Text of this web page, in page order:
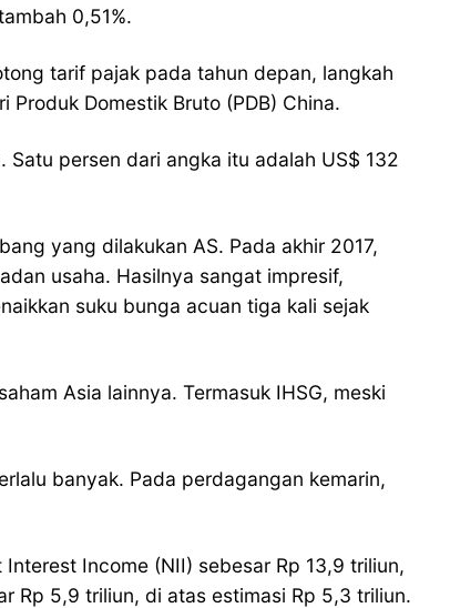
0,51%.
tarif pajak pada tahun depan, langkah
Domestik Bruto (PDB) China.
persen dari angka itu adalah US$ 132
yang dilakukan AS. Pada akhir 2017,
usaha. Hasilnya sangat impresif,
suku bunga acuan tiga kali sejak
Asia lainnya. Termasuk IHSG, meski
banyak. Pada perdagangan kemarin,
Income (NII) sebesar Rp 13,9 triliun,
Rp 5,9 triliun, di atas estimasi Rp 5,3 triliun.